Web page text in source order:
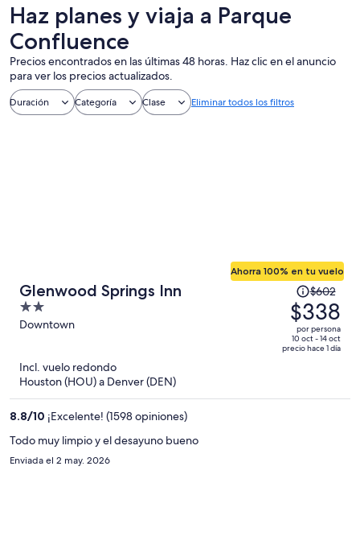
Haz planes y viaja a Parque
Confluence
Precios encontrados en las últimas 48 horas. Haz clic en el anuncio
para ver los precios actualizados.
Duración Categoría Clase Eliminar todos los filtros
Glenwood Springs Inn
2
out
Downtown
Ahorra 100% en tu vuelo
El
precio
era
de
$602
$602
$338
por persona
10 oct - 14 oct
precio hace 1 día
Incl. vuelo redondo
Houston (HOU) a Denver (DEN)
8.8/10 ¡Excelente! (1598 opiniones)
Todo muy limpio y el desayuno bueno
Enviada el 2 may. 2026